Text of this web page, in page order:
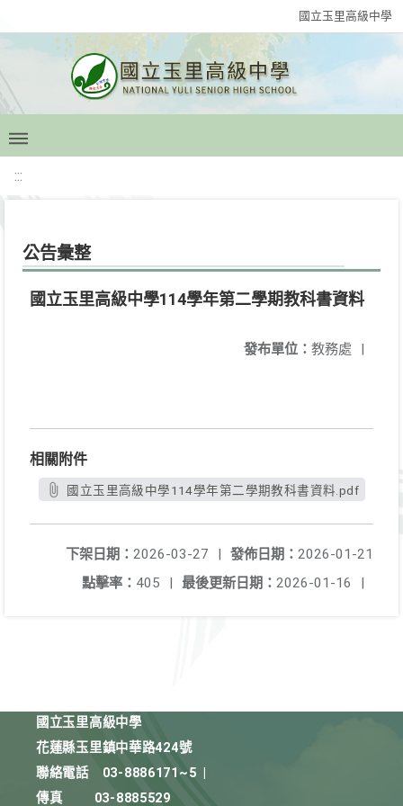
國立玉里高級中學
:::
公告彙整
國立玉里高級中學114學年第二學期教科書資料
發布單位： 教務處 |
相關附件
國立玉里高級中學114學年第二學期教科書資料.pdf
發佈日期： 2026-01-21
下架日期： 2026-03-27
|
最後更新日期： 2026-01-16 |
點擊率： 405 |
國立玉里高級中學
花蓮縣玉里鎮中華路424號
聯絡電話
03-8886171~5
傳真
03-8885529